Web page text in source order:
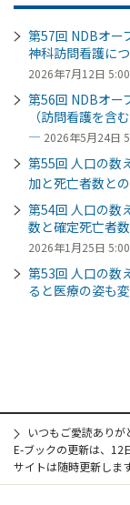
第57回 NDBオ
神科訪問看護に
2026年7月12日 5:00
第56回 NDBオ
（訪問看護を含
― 2026年5月24日
第55回 人口の数
加と死亡者数と
第54回 人口の数
数と確定死亡者
2026年1月25日 5:00
第53回 人口の数
ると医療の姿も
いつもご愛読ありが
E-ブックの更新は、12
サイトは随時更新します